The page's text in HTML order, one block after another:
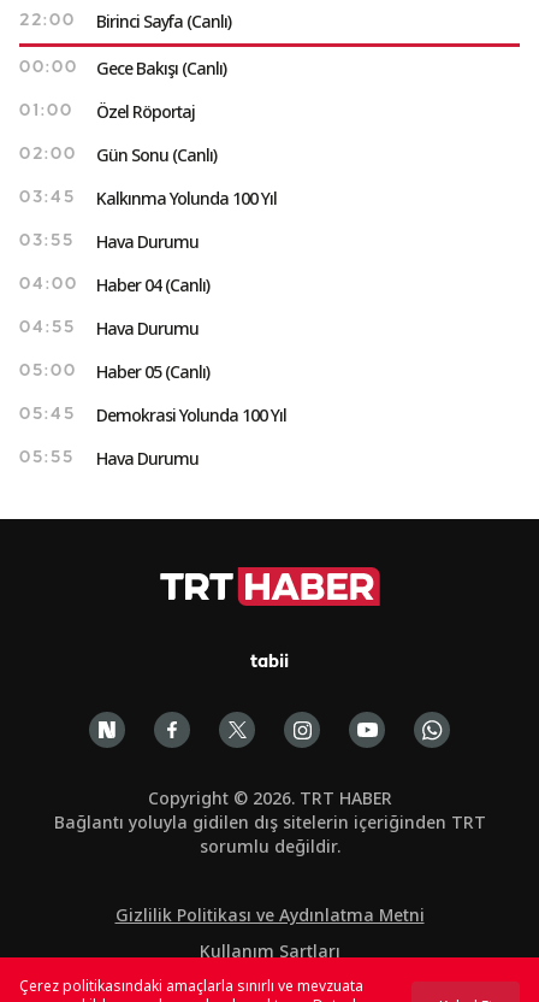
22:00 Birinci Sayfa (Canlı)
00:00 Gece Bakışı (Canlı)
01:00 Özel Röportaj
02:00 Gün Sonu (Canlı)
03:45 Kalkınma Yolunda 100 Yıl
03:55 Hava Durumu
04:00 Haber 04 (Canlı)
04:55 Hava Durumu
05:00 Haber 05 (Canlı)
05:45 Demokrasi Yolunda 100 Yıl
05:55 Hava Durumu
tabii
Copyright © 2026. TRT HABER
Bağlantı yoluyla gidilen dış sitelerin içeriğinden TRT
sorumlu değildir.
Gizlilik Politikası ve Aydınlatma Metni
Kullanım Şartları
Çerez Politikası
Çerez politikasındaki amaçlarla sınırlı ve mevzuata